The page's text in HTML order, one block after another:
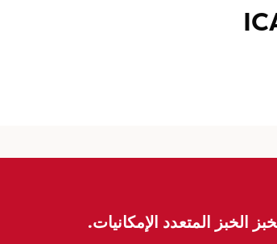
الخبز المتعدد الإمكانيات.